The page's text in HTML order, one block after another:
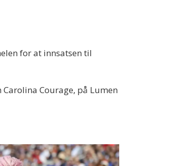
for at innsatsen til
Courage, på Lumen